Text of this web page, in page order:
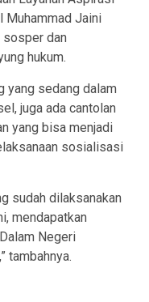
Muhammad Jaini
sosper dan
hukum.
yang sedang dalam
juga ada cantolan
yang bisa menjadi
sosialisasi
sudah dilaksanakan
mendapatkan
Negeri
tambahnya.